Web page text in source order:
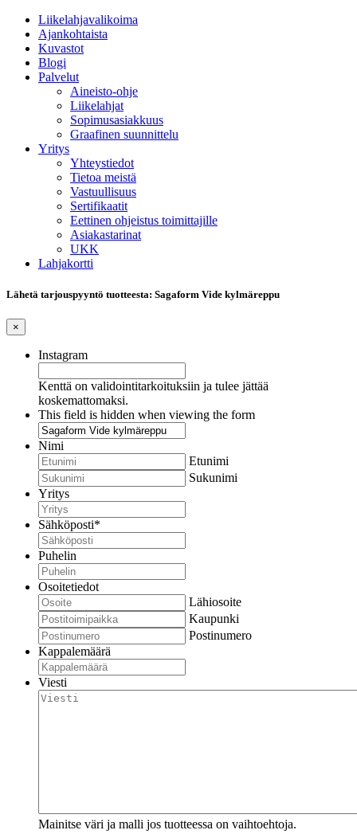
Liikelahjavalikoima
Ajankohtaista
Kuvastot
Blogi
Palvelut
Aineisto-ohje
Liikelahjat
Sopimusasiakkuus
Graafinen suunnittelu
Yritys
Yhteystiedot
Tietoa meistä
Vastuullisuus
Sertifikaatit
Eettinen ohjeistus toimittajille
Asiakastarinat
UKK
Lahjakortti
Lähetä tarjouspyyntö tuotteesta: Sagaform Vide kylmäreppu
×
Instagram
Kenttä on validointitarkoituksiin ja tulee jättää
koskemattomaksi.
This field is hidden when viewing the form
Nimi
Etunimi
Sukunimi
Yritys
Sähköposti*
Puhelin
Osoitetiedot
Lähiosoite
Kaupunki
Postinumero
Kappalemäärä
Viesti
Mainitse väri ja malli jos tuotteessa on vaihtoehtoja.